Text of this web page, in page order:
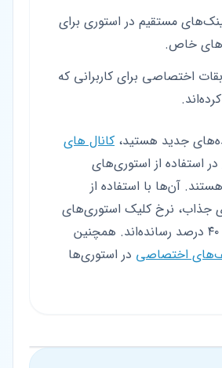
مستقیم در استوری برای
خاص.
اختصاصی برای کاربرانی که
جدید هستید، کانال های
در استفاده از استوری‌های
آن‌ها با استفاده از
جذاب، نرخ کلیک استوری‌های
خود را به بالای ۴۰ درصد رسانده‌اند. همچنین
اختصاصی در استوری‌ها